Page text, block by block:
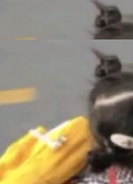
放处理器潜力，
把瓶颈从写代码
为一个原生的 Gra
：Zero 现
一致，并据此对其
<blockquote> <p>
，一个竹筒，一头
竹膜震动，发出“哇
难找了，有开发者
zhuzhiliao.imsai.c
法很简单：按住屏
面会实时显示转速
知了录音的 1.72 秒
败时，还有一套合
像数据要素
张医生过去需要约1
续影像上，一笔一
肉组织。如今，使
，同样的工作缩短
组数字背后，改变
正式发布
在内核稳定性。我